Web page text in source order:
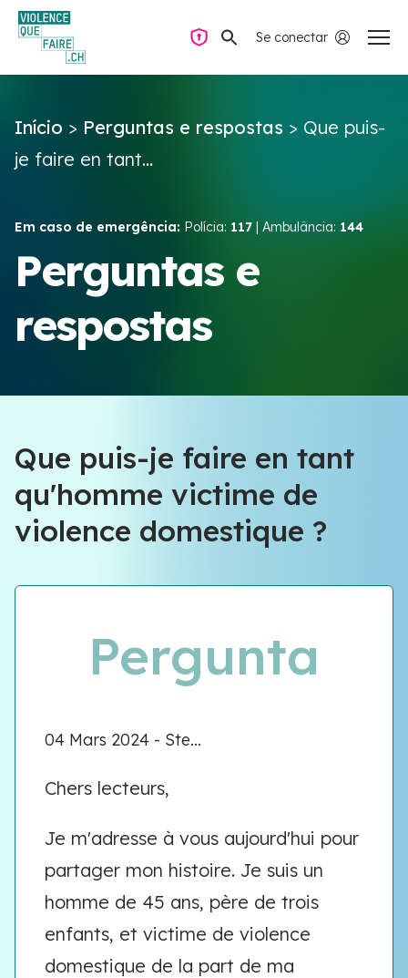
Se conectar
Perguntas e respostas
Violência no casal
Recursos e campanhas
Équipe VIOLENCE QUE FAIRE
Meet our team
Navegação privada
Início > Perguntas e respostas > Que puis-
je faire en tant...
Em caso de emergência: Polícia: 117 | Ambulância: 144
Perguntas e
respostas
Que puis-je faire en tant
qu'homme victime de
violence domestique ?
Pergunta
04 Mars 2024 - Ste...
Chers lecteurs,
Je m'adresse à vous aujourd'hui pour
partager mon histoire. Je suis un
homme de 45 ans, père de trois
enfants, et victime de violence
domestique de la part de ma